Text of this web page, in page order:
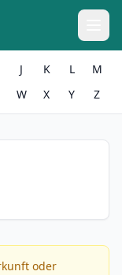
J K L
M
W X Y Z
oder